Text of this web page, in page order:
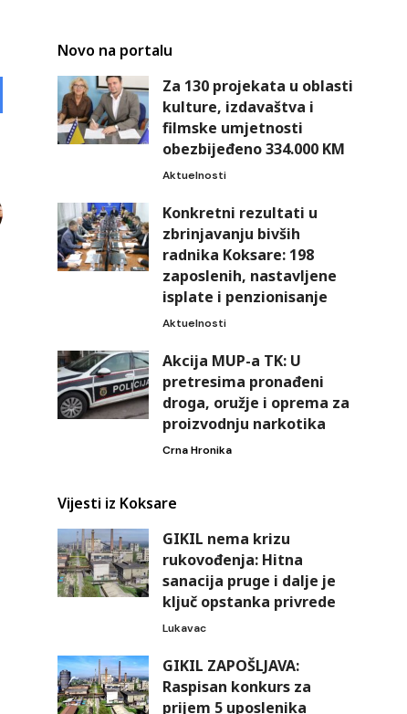
Novo na portalu
Za 130 projekata u oblasti
kulture, izdavaštva i
filmske umjetnosti
obezbijeđeno 334.000 KM
Aktuelnosti
Konkretni rezultati u
zbrinjavanju bivših
radnika Koksare: 198
zaposlenih, nastavljene
isplate i penzionisanje
Aktuelnosti
Akcija MUP-a TK: U
pretresima pronađeni
droga, oružje i oprema za
proizvodnju narkotika
Crna Hronika
Vijesti iz Koksare
GIKIL nema krizu
rukovođenja: Hitna
sanacija pruge i dalje je
ključ opstanka privrede
Lukavac
GIKIL ZAPOŠLJAVA:
Raspisan konkurs za
prijem 5 uposlenika